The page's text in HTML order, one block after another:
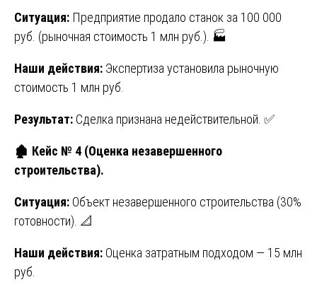
Ситуация: Предприятие продало станок за 100 000
руб. (рыночная стоимость 1 млн руб.). 🏭
Наши действия: Экспертиза установила рыночную
стоимость 1 млн руб.
Результат: Сделка признана недействительной. ✅
🏚️ Кейс № 4 (Оценка незавершенного
строительства).
Ситуация: Объект незавершенного строительства (30%
готовности). 📐
Наши действия: Оценка затратным подходом — 15 млн
руб.